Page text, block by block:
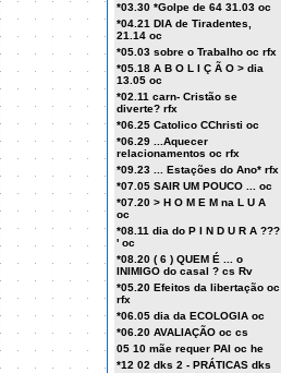
*03.30 *Golpe de 64 31.03 oc
*04.21 DIA de Tiradentes,
21.14 oc
*05.03 sobre o Trabalho oc rfx
*05.18 A B O L I Ç Ã O > dia
13.05 oc
*02.11 carn- Cristão se
diverte? rfx
*06.25 Catolico CChristi oc
*06.29 ...Aquecer
relacionamentos oc rfx
*09.23 ... Estações do Ano* rfx
*07.05 SAIR UM POUCO ... oc
*07.20 > H O M E M na L U A
oc
*08.11 dia do P I N D U R A ???
' oc
*08.20 ( 6 ) QUEM É ... o
INIMIGO do casal ? cs Rv
*05.20 Efeitos da libertação oc
rfx
*06.05 dia da ECOLOGIA oc
*06.20 AVALIAÇÃO oc cs
05 10 mãe requer PAI oc he
*12 02 dks 2 - PRÁTICAS dks